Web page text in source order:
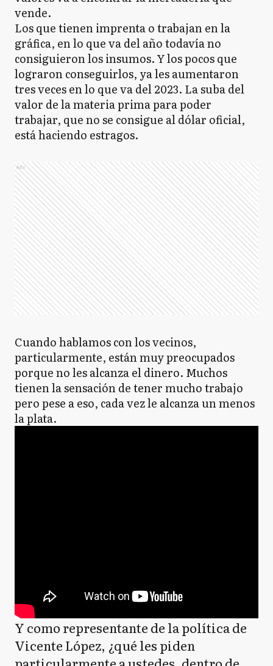
vende.
Los que tienen imprenta o trabajan en la
gráfica, en lo que va del año todavía no
consiguieron los insumos. Y los pocos que
lograron conseguirlos, ya les aumentaron
tres veces en lo que va del 2023. La suba del
valor de la materia prima para poder
trabajar, que no se consigue al dólar oficial,
está haciendo estragos.
Ads
Cuando hablamos con los vecinos,
particularmente, están muy preocupados
porque no les alcanza el dinero. Muchos
tienen la sensación de tener mucho trabajo
pero pese a eso, cada vez le alcanza un menos
la plata.
Y como representante de la política de
Vicente López, ¿qué les piden